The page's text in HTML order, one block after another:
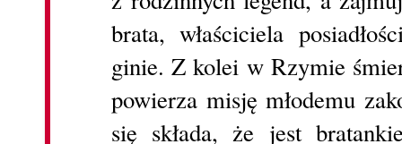
brata, właściciela
ginie. Z kolei w Rzymie
powierza misję młodemu
się składa, że jest